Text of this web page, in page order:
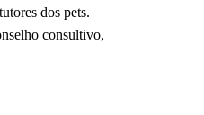
dos pets.
consultivo,